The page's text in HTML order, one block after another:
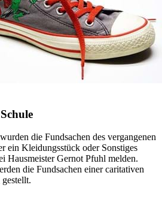
die Fundsachen des vergangenen
ein Kleidungsstück oder Sonstiges
Hausmeister Gernot Pfuhl melden.
die Fundsachen einer caritativen